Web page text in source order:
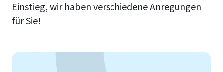
Einstieg, wir haben verschiedene Anregungen
für Sie!